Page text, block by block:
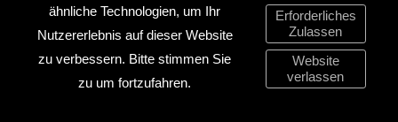
ähnliche Technologien, um Ihr
Nutzererlebnis auf dieser Website
zu verbessern. Bitte stimmen Sie
zu um fortzufahren.
Erforderliches
Zulassen
Website
verlassen